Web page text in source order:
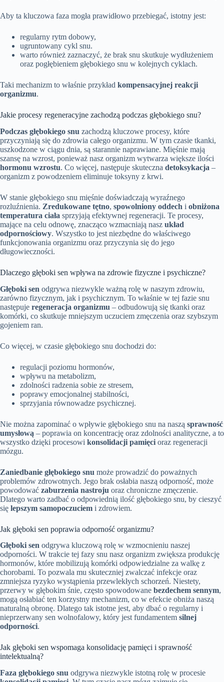
Aby ta kluczowa faza mogła prawidłowo przebiegać, istotny jest:
regularny rytm dobowy,
ugruntowany cykl snu.
warto również zaznaczyć, że brak snu skutkuje wydłużeniem
oraz pogłębieniem głębokiego snu w kolejnych cyklach.
Taki mechanizm to właśnie przykład kompensacyjnej reakcji
organizmu.
Jakie procesy regeneracyjne zachodzą podczas głębokiego snu?
Podczas głębokiego snu zachodzą kluczowe procesy, które
przyczyniają się do zdrowia całego organizmu. W tym czasie tkanki,
uszkodzone w ciągu dnia, są starannie naprawiane. Mięśnie mają
szansę na wzrost, ponieważ nasz organizm wytwarza większe ilości
hormonu wzrostu. Co więcej, następuje skuteczna detoksykacja –
organizm z powodzeniem eliminuje toksyny z krwi.
W stanie głębokiego snu mięśnie doświadczają wyraźnego
rozluźnienia. Zredukowane tętno, spowolniony oddech i obniżona
temperatura ciała sprzyjają efektywnej regeneracji. Te procesy,
mające na celu odnowę, znacząco wzmacniają nasz układ
odpornościowy. Wszystko to jest niezbędne do właściwego
funkcjonowania organizmu oraz przyczynia się do jego
długowieczności.
Dlaczego głęboki sen wpływa na zdrowie fizyczne i psychiczne?
Głęboki sen odgrywa niezwykle ważną rolę w naszym zdrowiu,
zarówno fizycznym, jak i psychicznym. To właśnie w tej fazie snu
następuje regeneracja organizmu – odbudowują się tkanki oraz
komórki, co skutkuje mniejszym uczuciem zmęczenia oraz szybszym
gojeniem ran.
Co więcej, w czasie głębokiego snu dochodzi do:
regulacji poziomu hormonów,
wpływu na metabolizm,
zdolności radzenia sobie ze stresem,
poprawy emocjonalnej stabilności,
sprzyjania równowadze psychicznej.
Nie można zapominać o wpływie głębokiego snu na naszą sprawność
umysłową – poprawia on koncentrację oraz zdolności analityczne, a to
wszystko dzięki procesowi konsolidacji pamięci oraz regeneracji
mózgu.
Zaniedbanie głębokiego snu może prowadzić do poważnych
problemów zdrowotnych. Jego brak osłabia naszą odporność, może
powodować zaburzenia nastroju oraz chroniczne zmęczenie.
Dlatego warto zadbać o odpowiednią ilość głębokiego snu, by cieszyć
się lepszym samopoczuciem i zdrowiem.
Jak głęboki sen poprawia odporność organizmu?
Głęboki sen odgrywa kluczową rolę w wzmocnieniu naszej
odporności. W trakcie tej fazy snu nasz organizm zwiększa produkcję
hormonów, które mobilizują komórki odpowiedzialne za walkę z
chorobami. To pozwala mu skuteczniej zwalczać infekcje oraz
zmniejsza ryzyko wystąpienia przewlekłych schorzeń. Niestety,
przerwy w głębokim śnie, często spowodowane bezdechem sennym,
mogą osłabiać ten korzystny mechanizm, co w efekcie obniża naszą
naturalną obronę. Dlatego tak istotne jest, aby dbać o regularny i
nieprzerwany sen wolnofalowy, który jest fundamentem silnej
odporności.
Jak głęboki sen wspomaga konsolidację pamięci i sprawność
intelektualną?
Faza głębokiego snu odgrywa niezwykle istotną rolę w procesie